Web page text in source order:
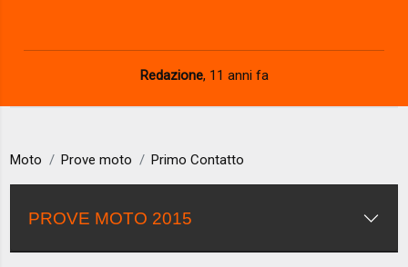
Redazione, 11 anni fa
Moto Prove moto Primo Contatto
PROVE MOTO 2015